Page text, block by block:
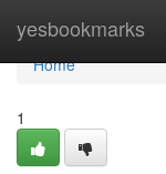
yesbookmarks
Home
Home
1